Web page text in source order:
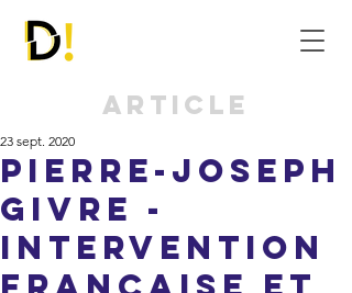
Article
Pierre-Joseph
Givre -
intervention
23 sept. 2020